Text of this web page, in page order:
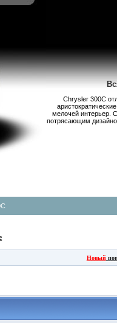
Chrysler 300С
мелочей интерьер.
потрясающим
Новый